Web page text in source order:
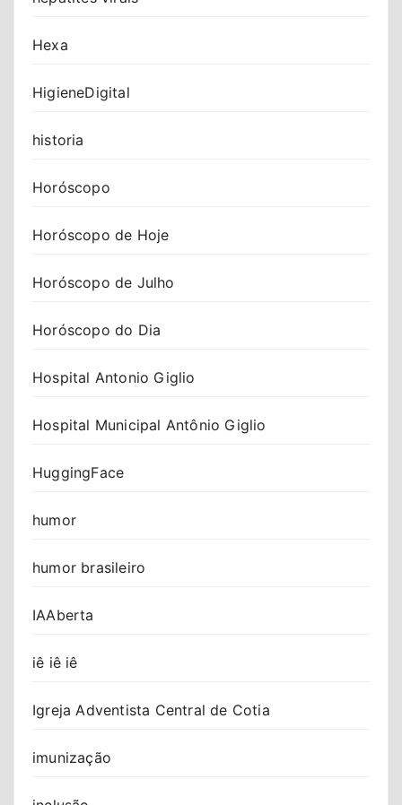
Hexa
HigieneDigital
historia
Horóscopo
Horóscopo de Hoje
Horóscopo de Julho
Horóscopo do Dia
Hospital Antonio Giglio
Hospital Municipal Antônio Giglio
HuggingFace
humor
humor brasileiro
IAAberta
iê iê iê
Igreja Adventista Central de Cotia
imunização